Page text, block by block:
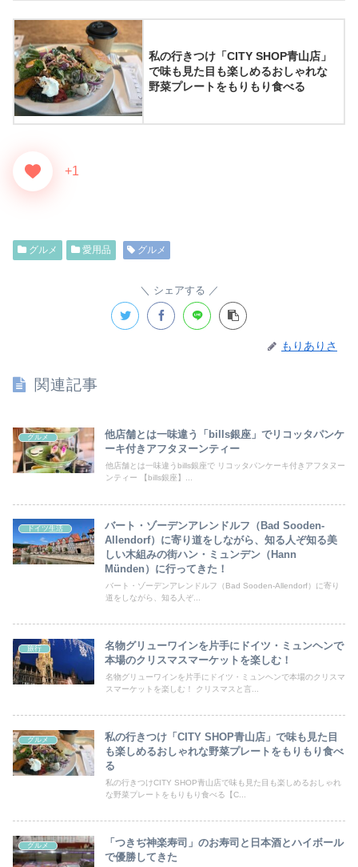
私の行きつけ「CITY SHOP青山店」
で味も見た目も楽しめるおしゃれな
野菜プレートをもりもり食べる
+1
グルメ 愛用品 グルメ
シェアする
もりありさ
関連記事
グルメ
他店舗とは一味違う「bills銀座」でリコッタパンケ
ーキ付きアフタヌーンティー
他店舗とは一味違うbills銀座で リコッタパンケーキ付きアフタヌー
ンティー 【bills銀座】...
ドイツ生活
バート・ゾーデンアレンドルフ（Bad Sooden-
Allendorf）に寄り道をしながら、知る人ぞ知る美
しい木組みの街ハン・ミュンデン（Hann
Münden）に行ってきた！
バート・ゾーデンアレンドルフ（Bad Sooden-Allendorf）に寄り
道をしながら、知る人ぞ...
旅行
名物グリューワインを片手にドイツ・ミュンヘンで
本場のクリスマスマーケットを楽しむ！
名物グリューワインを片手にドイツ・ミュンヘンで本場のクリスマ
スマーケットを楽しむ！ クリスマスと言...
グルメ
私の行きつけ「CITY SHOP青山店」で味も見た目
も楽しめるおしゃれな野菜プレートをもりもり食べ
る
私の行きつけCITY SHOP青山店で味も見た目も楽しめるおしゃれ
な野菜プレートをもりもり食べる【C...
グルメ
「つきぢ神楽寿司」のお寿司と日本酒とハイボール
で優勝してきた